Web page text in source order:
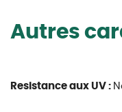
Autres
Resistance aux UV :